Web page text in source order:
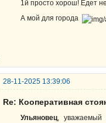
1й просто хорош! Едет
А мой для города
28-11-2025 13:39:06
Re: Кооперативная
Ульяновец, уважаемый